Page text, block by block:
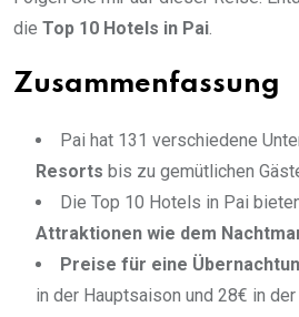
die Top 10 Hotels in Pai
Zusammenfassung
Pai hat 131 verschiedene
Resorts bis zu gemütlichen
Die Top 10 Hotels in Pai
Attraktionen wie dem
Preise für eine
in der Hauptsaison und 28€ in der